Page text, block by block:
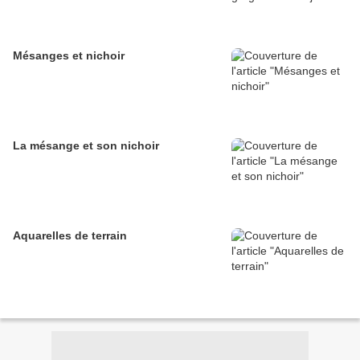
Mésanges et nichoir
La mésange et son nichoir
Aquarelles de terrain